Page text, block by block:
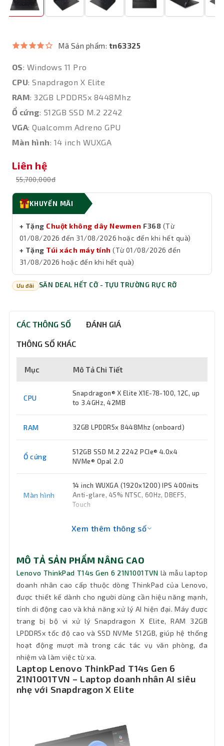
Mã Sản phẩm: tn63325
OS: Windows 11 Pro
CPU: Snapdragon X Elite
RAM: 32GB LPDDR5x 8448Mhz
Ổ cứng: 512GB SSD M.2 2242
VGA: Qualcomm Adreno GPU
Màn hình: 14 inch WUXGA
Liên hệ
55,700,000đ
KHUYẾN MÃI
+ Tặng Chuột không dây Newmen F368 (Từ
01/08/2026 đến 31/08/2026 hoặc đến khi hết quà)
+ Tặng Túi xách máy tính (Từ 01/08/2026 đến
31/08/2026 hoặc đến khi hết quà)
Ưu đãi SĂN DEAL HẾT CỠ - TỰU TRƯỜNG RỰC RỠ
CÁC THÔNG SỐ ĐÁNH GIÁ
THÔNG SỐ KHÁC
Mục Mô Tả Chi Tiết
CPU
Snapdragon® X Elite X1E-78-100, 12C, up
to 3.4GHz, 42MB
RAM 32GB LPDDR5x 8448Mhz (onboard)
Ổ cứng
512GB SSD M.2 2242 PCIe® 4.0x4
NVMe® Opal 2.0
Màn hình
14 inch WUXGA (1920x1200) IPS 400nits
Anti-glare, 45% NTSC, 60Hz, DBEF5,
Touch
Qualcomm® Adreno™ GPU
Chip AI
Qualcomm® Hexagon™ NPU, up to 45
TOPS
Ổ đĩa
quang
(DVD)
Không DVD
Pin 58Wh
Keyboard Backlit, English
Đèn bàn
phím
Có đèn bàn phím
Qualcomm® Wi-Fi® 7 NCM825A,
Xem thêm thông số
MÔ TẢ SẢN PHẨM NÂNG CAO
Lenovo ThinkPad T14s Gen 6 21N1001TVN là mẫu laptop
doanh nhân cao cấp thuộc dòng ThinkPad của Lenovo,
được thiết kế dành cho người dùng cần hiệu năng mạnh,
tính di động cao và khả năng xử lý AI hiện đại. Máy được
trang bị bộ vi xử lý Snapdragon X Elite, RAM 32GB
LPDDR5x tốc độ cao và SSD NVMe 512GB, giúp hệ thống
hoạt động mượt mà trong các tác vụ văn phòng, đa
nhiệm và làm việc từ xa.
Laptop Lenovo ThinkPad T14s Gen 6
21N1001TVN – Laptop doanh nhân AI siêu
nhẹ với Snapdragon X Elite